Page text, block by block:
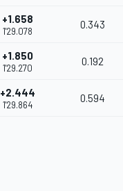
+1.658
1'29.078
0.343
+1.850
1'29.270
0.192
+2.444
1'29.864
0.594